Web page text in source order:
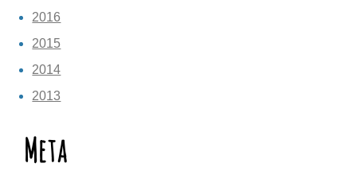
2016
2015
2014
2013
Meta